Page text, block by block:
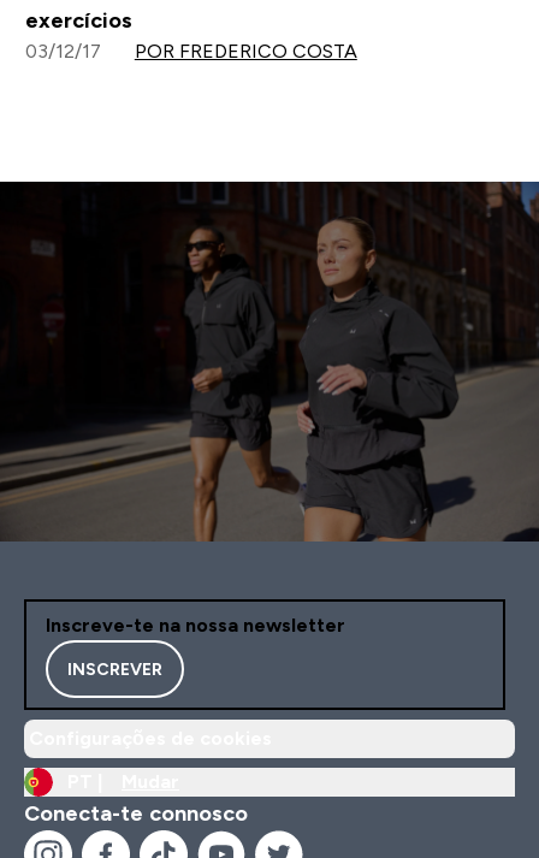
exercícios
03/12/17 POR FREDERICO COSTA
Inscreve-te na nossa newsletter
INSCREVER
Conecta-te connosco